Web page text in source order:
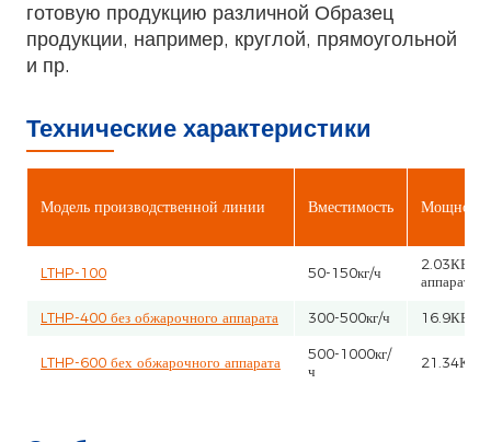
готовую продукцию различной Образец
продукции, например, круглой, прямоугольной
и пр.
Технические характеристики
Модель производственной линии Вместимость Мощность
LTHP-100 50-150кг/ч
аппарат)
LTHP-400 без обжарочного аппарата 300-500кг/ч 16.9КВ
LTHP-600 бех обжарочного аппарата
500-1000кг/
ч
21.34КВ